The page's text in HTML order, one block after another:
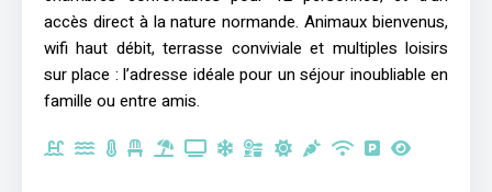
accès direct à la nature normande. Animaux bienvenus,
wifi haut débit, terrasse conviviale et multiples loisirs
sur place : l’adresse idéale pour un séjour inoubliable en
famille ou entre amis.